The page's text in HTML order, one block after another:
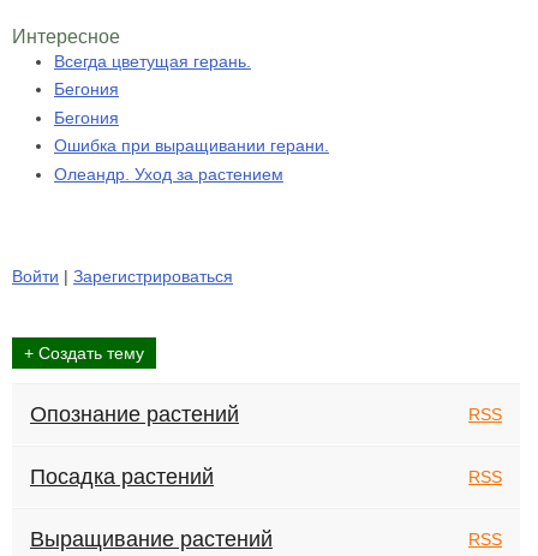
Интересное
Всегда цветущая герань.
Бегония
Бегония
Ошибка при выращивании герани.
Олеандр. Уход за растением
Войти | Зарегистрироваться
+ Создать тему
RSS
Опознание растений
RSS
Посадка растений
RSS
Выращивание растений